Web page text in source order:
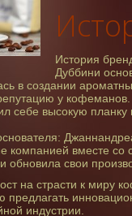
История
Дуббини
в создании
у
себе высокую
компанией вместе
обновила свои
на страсти к миру
предлагать
индустрии.